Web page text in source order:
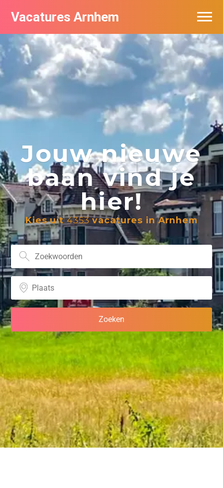
Vacatures Arnhem
Jouw nieuwe
baan vind je
hier!
Kies uit4353vacatures in Arnhem
Vacatures per bedrijf in Arnhem
Nieuwsbrief feed